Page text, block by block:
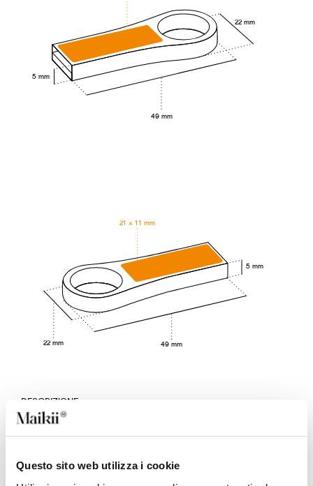
Questo sito web utilizza i cookie
22 mm
5 mm
49 mm
22 mm
5 mm
49 mm
21 × 11 mm
DESCRIZIONE
Chiavetta USB in metallo disponibile nel colore argento.
Il chip di memoria è alloggiato all’interno della scocca,
apertura a cerchio funzionale al passaggio di lacci o
accessori. Questa chiave USB ha dimensioni contenute e